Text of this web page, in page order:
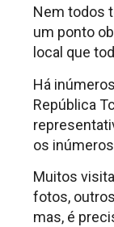
Nem todos
um ponto
local que
Há
República
os
Muitos
fotos,
mas, é